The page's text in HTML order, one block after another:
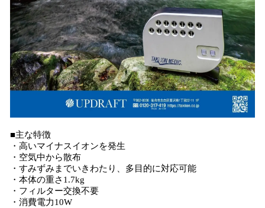
■主な特徴
・高いマイナスイオンを発生
・空気中から散布
・すみずみまでいきわたり、多目的に対応可能
・本体の重さ1.7kg
・フィルター交換不要
・消費電力10W